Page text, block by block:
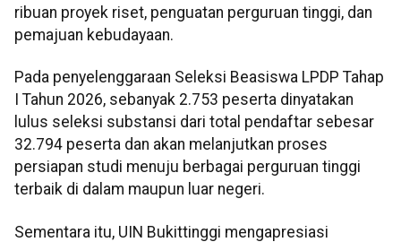
ribuan proyek riset, penguatan perguruan tinggi, dan
pemajuan kebudayaan.
Pada penyelenggaraan Seleksi Beasiswa LPDP Tahap
I Tahun 2026, sebanyak 2.753 peserta dinyatakan
lulus seleksi substansi dari total pendaftar sebesar
32.794 peserta dan akan melanjutkan proses
persiapan studi menuju berbagai perguruan tinggi
terbaik di dalam maupun luar negeri.
Sementara itu, UIN Bukittinggi mengapresiasi